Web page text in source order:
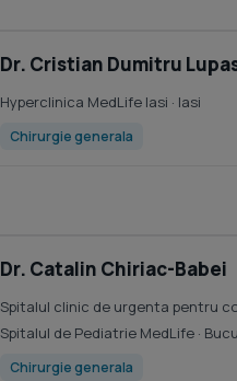
Dr. Cristian Dumitru
Hyperclinica MedLife Iasi · Iasi
Chirurgie generala
Dr. Catalin Chiriac-Babei
Spitalul clinic de urgenta pentru
Spitalul de Pediatrie MedLife ·
Chirurgie generala